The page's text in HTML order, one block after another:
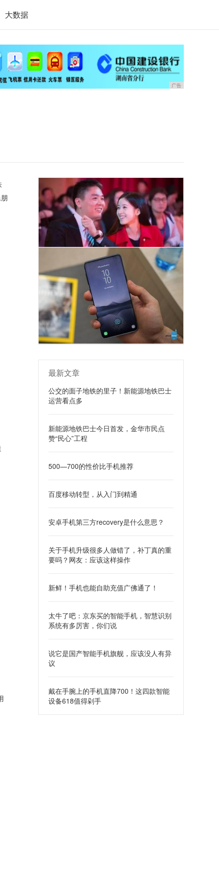
大数据
广告
最新文章
公交的面子地铁的里子！新能源地铁巴士
运营看点多
新能源地铁巴士今日首发，金华市民点
赞“民心”工程
500—700的性价比手机推荐
百度移动转型，从入门到精通
安卓手机第三方recovery是什么意思？
关于手机升级很多人做错了，补丁真的重
要吗？网友：应该这样操作
新鲜！手机也能自助充值广佛通了！
太牛了吧：京东买的智能手机，智慧识别
系统有多厉害，你们说
说它是国产智能手机旗舰，应该没人有异
议
戴在手腕上的手机直降700！这四款智能
设备618值得剁手